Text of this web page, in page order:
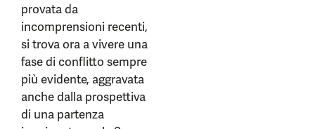
provata da
incomprensioni recenti,
si trova ora a vivere una
fase di conflitto sempre
più evidente, aggravata
anche dalla prospettiva
di una partenza